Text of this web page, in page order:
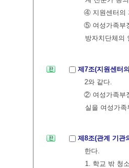
④ 지원센터의
⑤ 여성가족부
방자치단체의
제7조(지원센터
2와 같다.
② 여성가족부
실을 여성가
제8조(관계 기관
한다.
1. 학교 밖 청